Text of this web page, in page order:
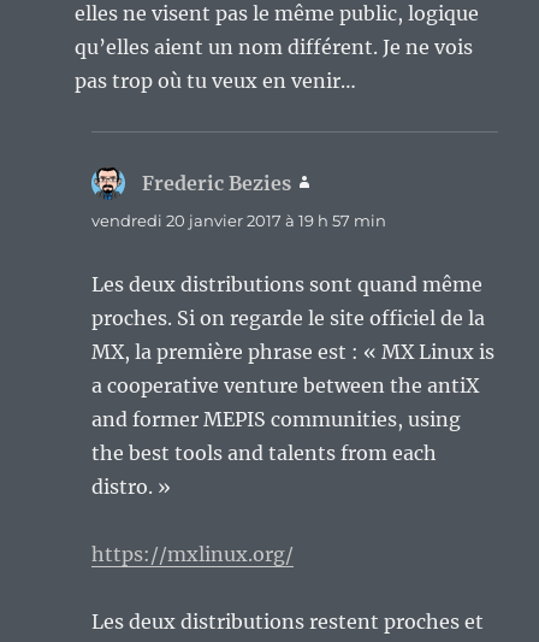
elles ne visent pas le même public, logique
qu’elles aient un nom différent. Je ne vois
pas trop où tu veux en venir…
Frederic Bezies
vendredi 20 janvier 2017 à 19 h 57 min
Les deux distributions sont quand même
proches. Si on regarde le site officiel de la
MX, la première phrase est : « MX Linux is
a cooperative venture between the antiX
and former MEPIS communities, using
the best tools and talents from each
distro. »
https://mxlinux.org/
Les deux distributions restent proches et